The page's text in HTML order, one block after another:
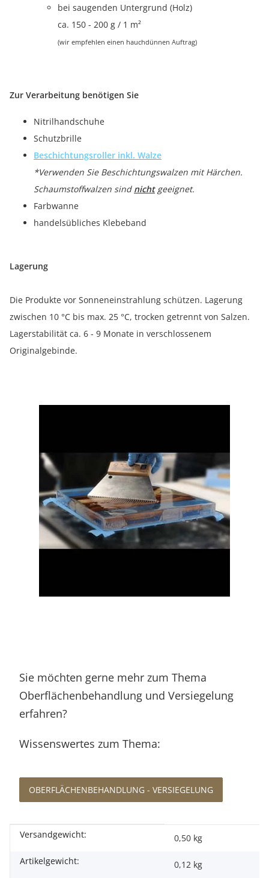
bei saugenden Untergrund (Holz)
ca. 150 - 200 g / 1 m²
(wir empfehlen einen hauchdünnen Auftrag)
Zur Verarbeitung benötigen Sie
Nitrilhandschuhe
Schutzbrille
Beschichtungsroller inkl. Walze
*Verwenden Sie Beschichtungswalzen mit Härchen.
Schaumstoffwalzen sind nicht geeignet.
Farbwanne
handelsübliches Klebeband
Lagerung
Die Produkte vor Sonneneinstrahlung schützen. Lagerung
zwischen 10 °C bis max. 25 °C, trocken getrennt von Salzen.
Lagerstabilität ca. 6 - 9 Monate in verschlossenem
Originalgebinde.
Sie möchten gerne mehr zum Thema
Oberflächenbehandlung und Versiegelung
erfahren?
Wissenswertes zum Thema:
OBERFLÄCHENBEHANDLUNG - VERSIEGELUNG
Produkteigenschaft
Wert
Versandgewicht:
0,50 kg
Artikelgewicht:
0,12 kg